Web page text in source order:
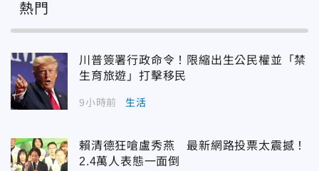
熱門
川普簽署行政命令！限縮出生公民權並「禁
生育旅遊」打擊移民
9小時前 生活
賴清德狂嗆盧秀燕 最新網路投票太震撼！
2.4萬人表態一面倒